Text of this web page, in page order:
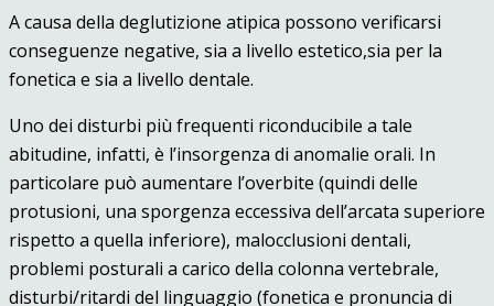
A causa della deglutizione atipica possono verificarsi
conseguenze negative, sia a livello estetico,sia per la
fonetica e sia a livello dentale.
Uno dei disturbi più frequenti riconducibile a tale
abitudine, infatti, è l’insorgenza di anomalie orali. In
particolare può aumentare l’overbite (quindi delle
protusioni, una sporgenza eccessiva dell’arcata superiore
rispetto a quella inferiore), malocclusioni dentali,
problemi posturali a carico della colonna vertebrale,
disturbi/ritardi del linguaggio (fonetica e pronuncia di